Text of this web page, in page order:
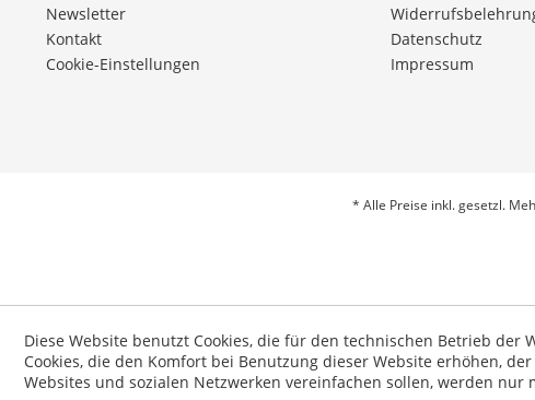
Newsletter
Kontakt
Cookie-Einstellungen
Datenschutz
Impressum
* Alle Preise inkl. gesetzl.
Diese Website benutzt Cookies, die für den technischen Betrieb
Cookies, die den Komfort bei Benutzung dieser Website erhöhen,
Websites und sozialen Netzwerken vereinfachen sollen, werden nur